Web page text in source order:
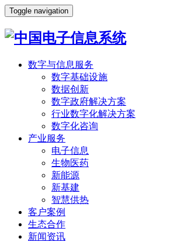
Toggle navigation
数字与信息服务
数字基础设施
数据创新
数字政府解决方案
行业数字化解决方案
数字化咨询
产业服务
电子信息
生物医药
新能源
新基建
智慧供热
客户案例
生态合作
新闻资讯